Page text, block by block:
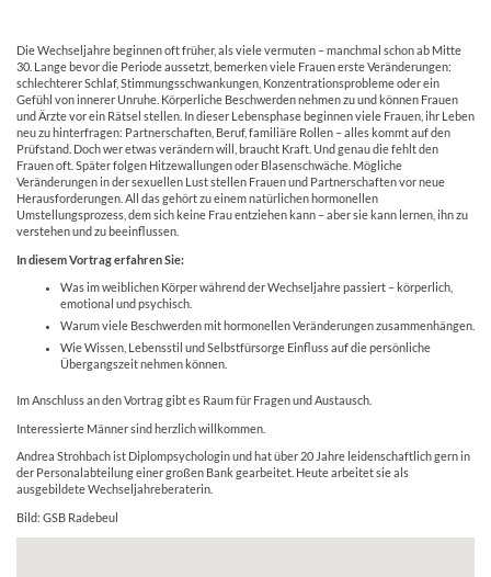
Die Wechseljahre beginnen oft früher, als viele vermuten – manchmal schon ab Mitte
30. Lange bevor die Periode aussetzt, bemerken viele Frauen erste Veränderungen:
schlechterer Schlaf, Stimmungsschwankungen, Konzentrationsprobleme oder ein
Gefühl von innerer Unruhe. Körperliche Beschwerden nehmen zu und können Frauen
und Ärzte vor ein Rätsel stellen. In dieser Lebensphase beginnen viele Frauen, ihr Leben
neu zu hinterfragen: Partnerschaften, Beruf, familiäre Rollen – alles kommt auf den
Prüfstand. Doch wer etwas verändern will, braucht Kraft. Und genau die fehlt den
Frauen oft. Später folgen Hitzewallungen oder Blasenschwäche. Mögliche
Veränderungen in der sexuellen Lust stellen Frauen und Partnerschaften vor neue
Herausforderungen. All das gehört zu einem natürlichen hormonellen
Umstellungsprozess, dem sich keine Frau entziehen kann – aber sie kann lernen, ihn zu
verstehen und zu beeinflussen.
In diesem Vortrag erfahren Sie:
Was im weiblichen Körper während der Wechseljahre passiert – körperlich,
emotional und psychisch.
Warum viele Beschwerden mit hormonellen Veränderungen zusammenhängen.
Wie Wissen, Lebensstil und Selbstfürsorge Einfluss auf die persönliche
Übergangszeit nehmen können.
Im Anschluss an den Vortrag gibt es Raum für Fragen und Austausch.
Interessierte Männer sind herzlich willkommen.
Andrea Strohbach ist Diplompsychologin und hat über 20 Jahre leidenschaftlich gern in
der Personalabteilung einer großen Bank gearbeitet. Heute arbeitet sie als
ausgebildete Wechseljahreberaterin.
Bild: GSB Radebeul